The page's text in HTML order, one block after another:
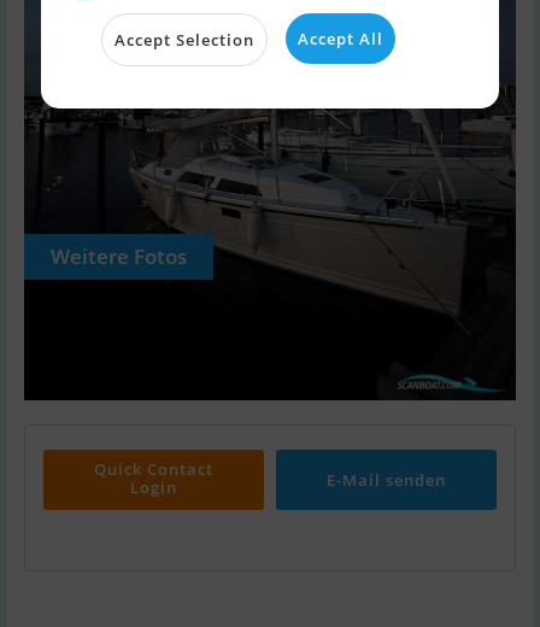
Weitere Fotos
Quick Contact
Login
E-Mail senden
Accept Selection Accept All